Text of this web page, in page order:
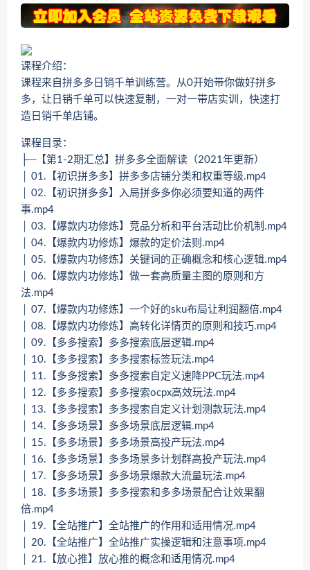
课程介绍：
课程来自拼多多日销千单训练营。从0开始带你做好拼多
多，让日销千单可以快速复制，一对一带店实训，快速打
造日销千单店铺。
课程目录：
├─【第1-2期汇总】拼多多全面解读（2021年更新）
│ 01.【初识拼多多】拼多多店铺分类和权重等级.mp4
│ 02.【初识拼多多】入局拼多多你必须要知道的两件
事.mp4
│ 03.【爆款内功修炼】竞品分析和平台活动比价机制.mp4
│ 04.【爆款内功修炼】爆款的定价法则.mp4
│ 05.【爆款内功修炼】关键词的正确概念和核心逻辑.mp4
│ 06.【爆款内功修炼】做一套高质量主图的原则和方
法.mp4
│ 07.【爆款内功修炼】一个好的sku布局让利润翻倍.mp4
│ 08.【爆款内功修炼】高转化详情页的原则和技巧.mp4
│ 09.【多多搜索】多多搜索底层逻辑.mp4
│ 10.【多多搜索】多多搜索标签玩法.mp4
│ 11.【多多搜索】多多搜索自定义速降PPC玩法.mp4
│ 12.【多多搜索】多多搜索ocpx高效玩法.mp4
│ 13.【多多搜索】多多搜索自定义计划测款玩法.mp4
│ 14.【多多场景】多多场景底层逻辑.mp4
│ 15.【多多场景】多多场景高投产玩法.mp4
│ 16.【多多场景】多多场景多计划群高投产玩法.mp4
│ 17.【多多场景】多多场景爆款大流量玩法.mp4
│ 18.【多多场景】多多搜索和多多场景配合让效果翻
倍.mp4
│ 19.【全站推广】全站推广的作用和适用情况.mp4
│ 20.【全站推广】全站推广实操逻辑和注意事项.mp4
│ 21.【放心推】放心推的概念和适用情况.mp4